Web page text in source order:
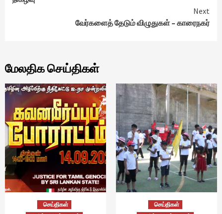
Next
வேர்களைத் தேடும் விழுதுகள் – காரைநகர்
மேலதிக செய்திகள்
செய்திகள்
செய்திகள்